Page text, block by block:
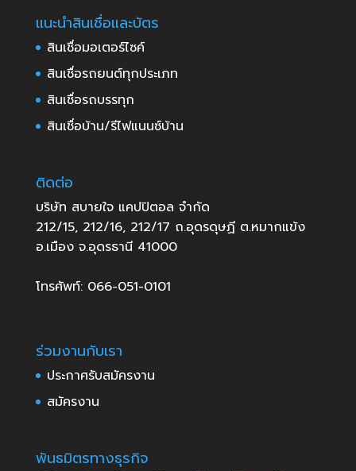
แนะนำสินเชื่อและบัตร
สินเชื่อมอเตอร์ไซค์
สินเชื่อรถยนต์ทุกประเภท
สินเชื่อรถบรรทุก
สินเชื่อบ้าน/รีไฟแนนซ์บ้าน
ติดต่อ
บริษัท สบายใจ แคปปิตอล จำกัด
212/15, 212/16, 212/17 ถ.อุดรดุษฏี ต.หมากแข้ง
อ.เมือง จ.อุดรธานี 41000
โทรศัพท์: 066-051-0101
ร่วมงานกับเรา
ประกาศรับสมัครงาน
สมัครงาน
พันธมิตรทางธุรกิจ